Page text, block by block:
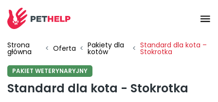
Placówki
Strona
główna < Oferta < Pakiety dla
kotów < Standard dla kota –
Stokrotka
PAKIET WETERYNARYJNY
Standard dla kota - Stokrotka